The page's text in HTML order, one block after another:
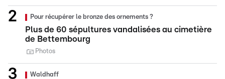
Pour récupérer le bronze des ornements ?
Plus de 60 sépultures vandalisées au cimetière
de Bettembourg
Photos
Waldhaff